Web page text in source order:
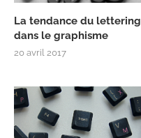
La tendance du lettering
dans le graphisme
20 avril 2017